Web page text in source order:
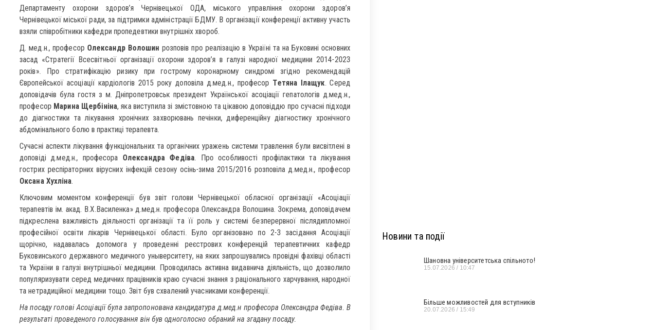
Департаменту охорони здоров’я Чернівецької ОДА, міського управління охорони здоров’я
Чернівецької міської ради, за підтримки адміністрації БДМУ. В організації конференції активну участь
взяли співробітники кафедри пропедевтики внутрішніх хвороб.
Д. мед.н., професор Олександр Волошин розповів про реалізацію в Україні та на Буковині основних
засад «Стратегії Всесвітньої організації охорони здоров’я в галузі народної медицини 2014-2023
років». Про стратифікацію ризику при гострому коронарному синдромі згідно рекомендацій
Європейської асоціації кардіологів 2015 року доповіла д.мед.н., професор Тетяна Ілащук. Серед
доповідачів була гостя з м. Дніпропетровськ президент Української асоціації гепатологів д.мед.н.,
професор Марина Щербініна, яка виступила зі змістовною та цікавою доповіддю про сучасні підходи
до діагностики та лікування хронічних захворювань печінки, диференційну діагностику хронічного
абдомінального болю в практиці терапевта.
Сучасні аспекти лікування функціональних та органічних уражень системи травлення були висвітлені в
доповіді д.мед.н., професора Олександра Федіва. Про особливості профілактики та лікування
гострих респіраторних вірусних інфекцій сезону осінь-зима 2015/2016 розповіла д.мед.н., професор
Оксана Хухліна.
Ключовим моментом конференції був звіт голови Чернівецької обласної організації «Асоціації
терапевтів ім. акад. В.Х.Василенка» д.мед.н. професора Олександра Волошина. Зокрема, доповідачем
підкреслена важливість діяльності організації та її роль у системі безперервної післядипломної
професійної освіти лікарів Чернівецької області. Було організовано по 2-3 засідання Асоціації
щорічно, надавалась допомога у проведенні реєстрових конференцій терапевтичних кафедр
Буковинського державного медичного уныверситету, на яких запрошувались провідні фахівці області
та України в галузі внутрішньої медицини. Проводилась активна видавнича діяльність, що дозволило
популяризувати серед медичних працівників краю сучасні знання з раціонального харчування, народної
та нетрадиційної медицини тощо. Звіт був схвалений учасниками конференції.
На посаду голові Асоціації була запропонована кандидатура д.мед.н професора Олександра Федіва. В
результаті проведеного голосування він був одноголосно обраний на згадану посаду.
Новини та події
Шановна університетська спільното!
15.07.2026 10:47
Більше можливостей для вступників
20.07.2026 15:49